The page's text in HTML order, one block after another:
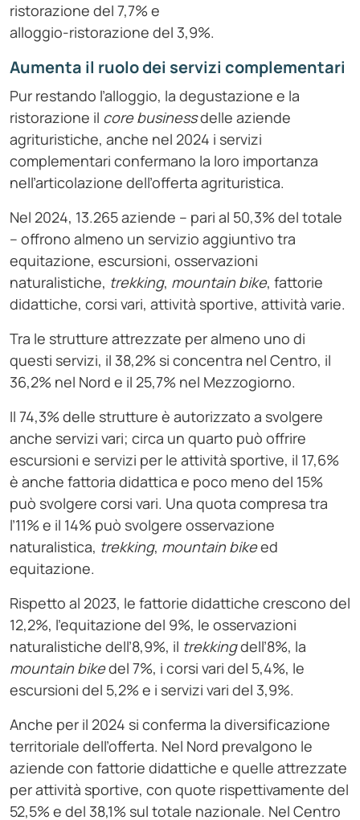
ristorazione del 7,7% e
alloggio-ristorazione del 3,9%.
Aumenta il ruolo dei servizi complementari
Pur restando l’alloggio, la degustazione e la
ristorazione il core businessdelle aziende
agrituristiche, anche nel 2024 i servizi
complementari confermano la loro importanza
nell’articolazione dell’offerta agrituristica.
Nel 2024, 13.265 aziende – pari al 50,3% del totale
– offrono almeno un servizio aggiuntivo tra
equitazione, escursioni, osservazioni
naturalistiche, trekking, mountain bike, fattorie
didattiche, corsi vari, attività sportive, attività varie.
Tra le strutture attrezzate per almeno uno di
questi servizi, il 38,2% si concentra nel Centro, il
36,2% nel Nord e il 25,7% nel Mezzogiorno.
Il 74,3% delle strutture è autorizzato a svolgere
anche servizi vari; circa un quarto può offrire
escursioni e servizi per le attività sportive, il 17,6%
è anche fattoria didattica e poco meno del 15%
può svolgere corsi vari. Una quota compresa tra
l’11% e il 14% può svolgere osservazione
naturalistica, trekking, mountain bikeed
equitazione.
Rispetto al 2023, le fattorie didattiche crescono del
12,2%, l’equitazione del 9%, le osservazioni
naturalistiche dell’8,9%, il trekkingdell’8%, la
mountain bikedel 7%, i corsi vari del 5,4%, le
escursioni del 5,2% e i servizi vari del 3,9%.
Anche per il 2024 si conferma la diversificazione
territoriale dell’offerta. Nel Nord prevalgono le
aziende con fattorie didattiche e quelle attrezzate
per attività sportive, con quote rispettivamente del
52,5% e del 38,1% sul totale nazionale. Nel Centro